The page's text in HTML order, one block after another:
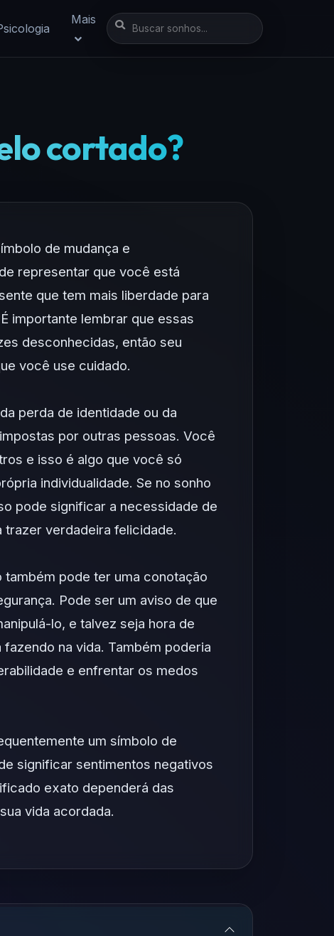
Mais
cortado?
de mudança e
representar que você está
que tem mais liberdade para
importante lembrar que essas
desconhecidas, então seu
você use cuidado.
perda de identidade ou da
por outras pessoas. Você
e isso é algo que você só
individualidade. Se no sonho
pode significar a necessidade de
verdadeira felicidade.
pode ter uma conotação
Pode ser um aviso de que
lo, e talvez seja hora de
na vida. Também poderia
e enfrentar os medos
um símbolo de
significar sentimentos negativos
exato dependerá das
vida acordada.